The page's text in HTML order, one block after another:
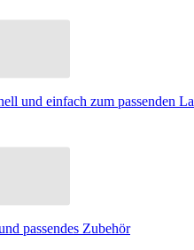
und einfach zum passenden
passendes Zubehör